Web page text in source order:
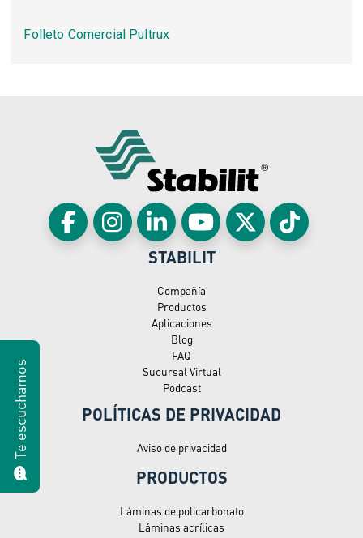
Folleto Comercial Pultrux
Te escuchamos
STABILIT
Compañía
Productos
Aplicaciones
Blog
FAQ
Sucursal Virtual
Podcast
POLÍTICAS DE PRIVACIDAD
Aviso de privacidad
PRODUCTOS
Láminas de policarbonato
Láminas acrílicas